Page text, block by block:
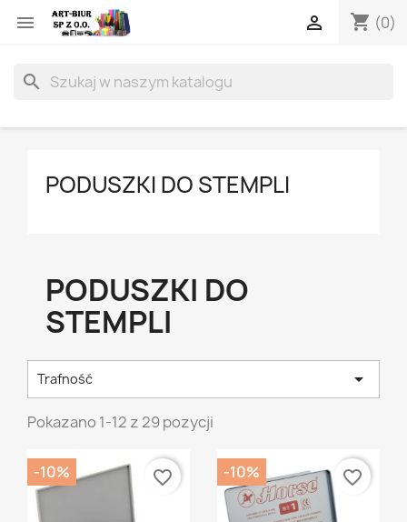
 shopping_cart (0)

search
PODUSZKI DO STEMPLI
PODUSZKI DO
STEMPLI
Trafność 
Pokazano 1-12 z 29 pozycji
-10% favorite_border -10% favorite_border